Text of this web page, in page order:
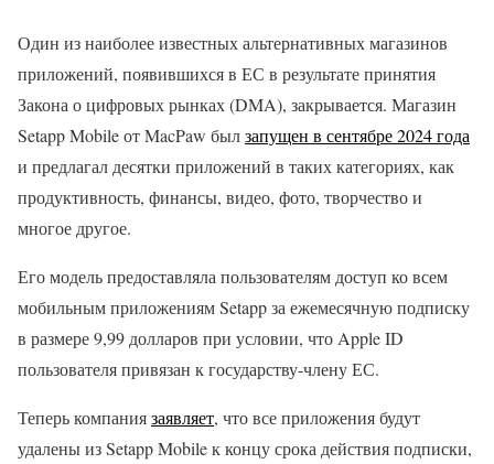
Один из наиболее известных альтернативных магазинов
приложений, появившихся в ЕС в результате принятия
Закона о цифровых рынках (DMA), закрывается. Магазин
Setapp Mobile от MacPaw былзапущен в сентябре 2024 года
и предлагал десятки приложений в таких категориях, как
продуктивность, финансы, видео, фото, творчество и
многое другое.
Его модель предоставляла пользователям доступ ко всем
мобильным приложениям Setapp за ежемесячную подписку
в размере 9,99 долларов при условии, что Apple ID
пользователя привязан к государству-члену ЕС.
Теперь компаниязаявляет, что все приложения будут
удалены из Setapp Mobile к концу срока действия подписки,